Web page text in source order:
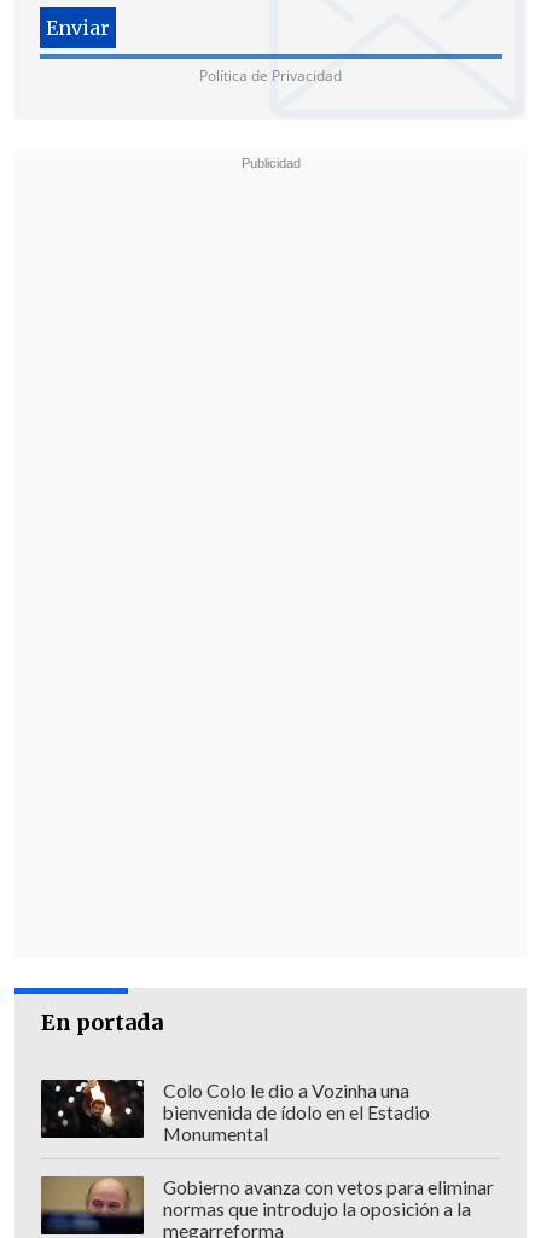
Política de Privacidad
En portada
Colo Colo le dio a Vozinha una
bienvenida de ídolo en el Estadio
Monumental
Gobierno avanza con vetos para eliminar
normas que introdujo la oposición a la
megarreforma